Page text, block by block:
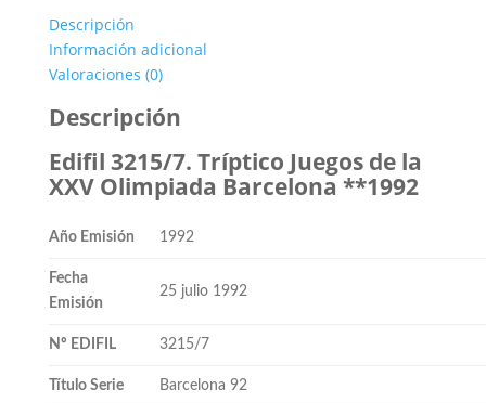
cantidad
Descripción
Información adicional
Valoraciones (0)
Descripción
Edifil 3215/7. Tríptico Juegos de la
XXV Olimpiada Barcelona **1992
Año Emisión 1992
Fecha
Emisión
25 julio 1992
Nº EDIFIL 3215/7
Título Serie Barcelona 92